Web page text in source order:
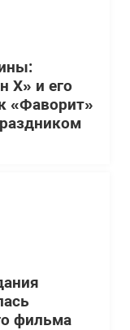
Х» и его
«Фаворит»
фильма